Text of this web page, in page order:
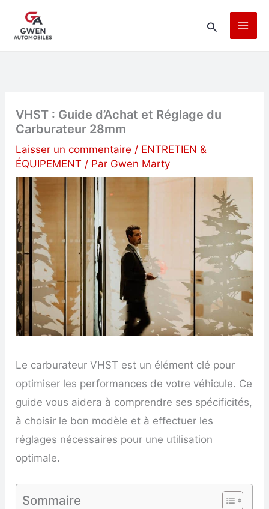
Rechercher
VHST : Guide d’Achat et Réglage du
Carburateur 28mm
Laisser un commentaire / ENTRETIEN &
ÉQUIPEMENT / Par Gwen Marty
Le carburateur VHST est un élément clé pour
optimiser les performances de votre véhicule. Ce
guide vous aidera à comprendre ses spécificités,
à choisir le bon modèle et à effectuer les
réglages nécessaires pour une utilisation
optimale.
Sommaire